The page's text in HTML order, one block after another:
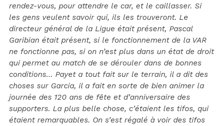
rendez-vous, pour attendre le car, et le caillasser. Si
les gens veulent savoir qui, ils les trouveront. Le
directeur général de la Ligue était présent, Pascal
Garibian était présent, si le fonctionnement de la VAR
ne fonctionne pas, si on n’est plus dans un état de droit
qui permet au match de se dérouler dans de bonnes
conditions… Payet a tout fait sur le terrain, il a dit des
choses sur Garcia, il a fait en sorte de bien animer la
journée des 120 ans de fête et d’anniversaire des
supporters. La plus belle chose, c’étaient les tifos, qui
étaient remarquables. On s’est régalé à voir des tifos